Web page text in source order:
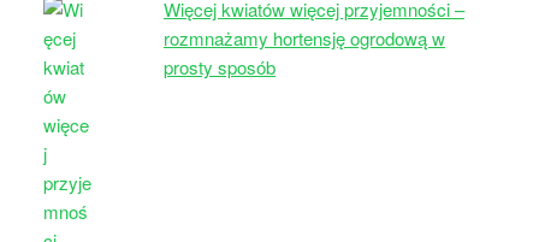
Więcej kwiatów więcej przyjemności –
rozmnażamy hortensję ogrodową w
prosty sposób